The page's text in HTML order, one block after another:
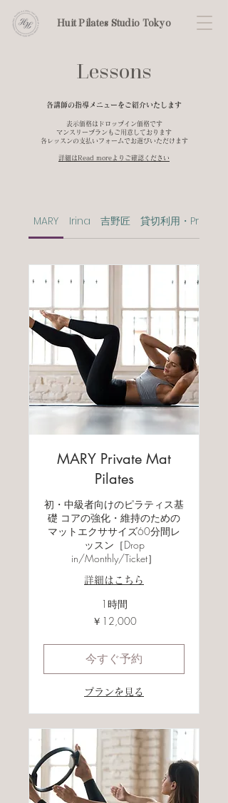
Huit Pilates Studio Tokyo
Lessons
各講師の指導メニューをご紹介いたします
​表示価格はドロップイン価格です
​マンスリープランもご用意しております
各レッスンの支払いフォームでお選びいただけます
詳細はRead moreよりご確認ください
MARY Irina 吉野匠 貸切利用・Private
MARY Private Mat
Pilates
初・中級者向けのピラティス基
礎 コアの強化・維持のための
マットエクササイズ60分間レ
ッスン［Drop
in/Monthly/Ticket］
詳細はこちら
1時間
￥12,000
今すぐ予約
プランを見る